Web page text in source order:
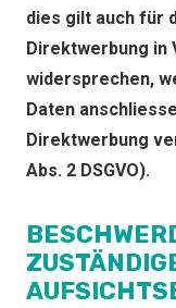
dies gilt auch für
Direktwerbung in
widersprechen,
Daten
Direktwerbung
Abs. 2 DSGVO).